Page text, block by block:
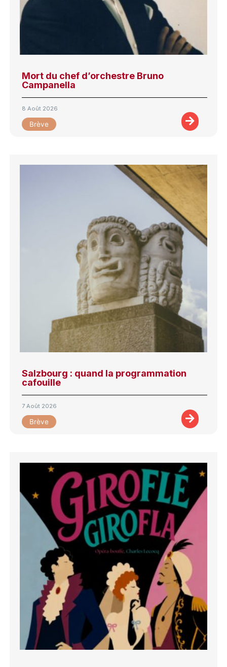
Mort du chef d’orchestre Bruno
Campanella
8 Août 2026
Brève
Salzbourg : quand la programmation
cafouille
7 Août 2026
Brève